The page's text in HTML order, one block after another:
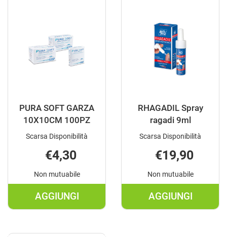
2PZ AL
CARRELLO
PIC
2PZ AL
CARRELLO
PURA SOFT GARZA
10X10CM 100PZ
Scarsa Disponibilità
€4,30
Non mutuabile
AGGIUNGI
AGGIUNGI PURA
GARZA
RHAGADIL Spray
ragadi 9ml
Scarsa Disponibilità
€19,90
Non mutuabile
AGGIUNGI
AGGIUNGI